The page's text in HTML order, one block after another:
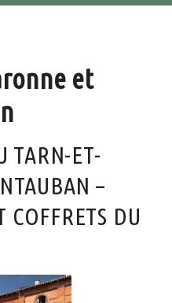
et
TARN-ET-
–
COFFRETS DU